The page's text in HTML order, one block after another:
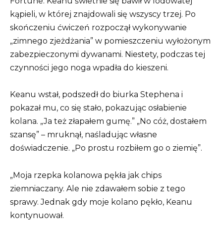
kąpieli, w której znajdowali się wszyscy trzej. Po
skończeniu ćwiczeń rozpoczął wykonywanie
„zimnego zjeżdżania” w pomieszczeniu wyłożonym
zabezpieczonymi dywanami. Niestety, podczas tej
czynności jego noga wpadła do kieszeni.
Keanu wstał, podszedł do biurka Stephena i
pokazał mu, co się stało, pokazując osłabienie
kolana. „Ja też złapałem gumę.” „No cóż, dostałem
szansę” – mruknął, naśladując własne
doświadczenie. „Po prostu rozbiłem go o ziemię”.
„Moja rzepka kolanowa pękła jak chips
ziemniaczany. Ale nie zdawałem sobie z tego
sprawy. Jednak gdy moje kolano pękło, Keanu
kontynuował.